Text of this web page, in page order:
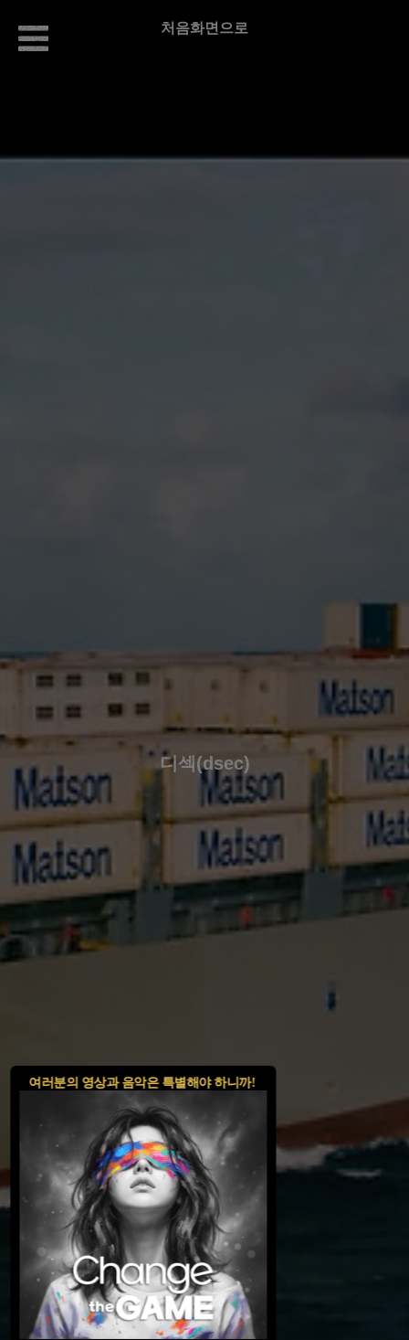
여러분의 영상과 음악은 특별해야 하니까!
처음화면으로
디섹(dsec)